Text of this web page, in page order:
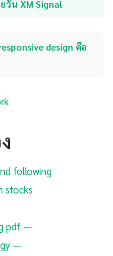
น XM Signal
design คือ
following
stocks
pdf —
—